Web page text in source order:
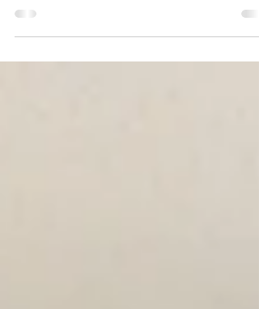
2025年6月22日に行われる東京都議会議員選挙に
らの回答を掲載します。